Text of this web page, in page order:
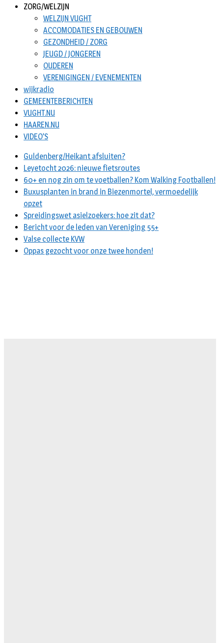
ZORG/WELZIJN
WELZIJN VUGHT
ACCOMODATIES EN GEBOUWEN
GEZONDHEID / ZORG
JEUGD / JONGEREN
OUDEREN
VERENIGINGEN / EVENEMENTEN
wijkradio
GEMEENTEBERICHTEN
VUGHT.NU
HAAREN.NU
VIDEO’S
Guldenberg/Heikant afsluiten?
Leyetocht 2026: nieuwe fietsroutes
60+ en nog zin om te voetballen? Kom Walking Footballen!
Buxusplanten in brand in Biezenmortel, vermoedelijk
opzet
Spreidingswet asielzoekers: hoe zit dat?
Bericht voor de leden van Vereniging 55+
Valse collecte KVW
Oppas gezocht voor onze twee honden!